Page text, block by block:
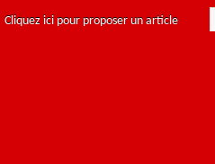
Cliquez ici pour proposer un article